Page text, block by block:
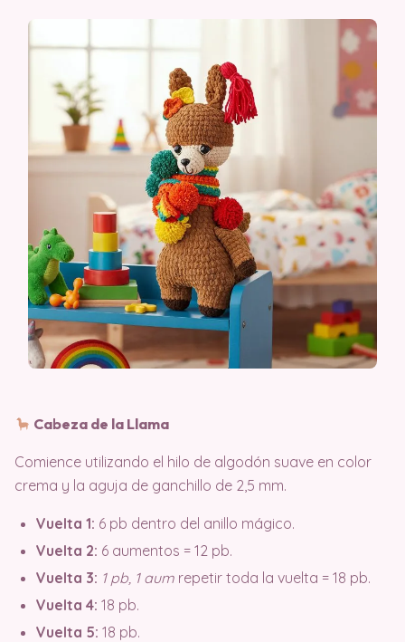
Cabeza de la Llama
Comience utilizando el hilo de algodón suave en color
crema y la aguja de ganchillo de 2,5 mm.
Vuelta 1: 6 pb dentro del anillo mágico.
Vuelta 2: 6 aumentos = 12 pb.
Vuelta 3: 1 pb, 1 aum repetir toda la vuelta = 18 pb.
Vuelta 4: 18 pb.
Vuelta 5: 18 pb.